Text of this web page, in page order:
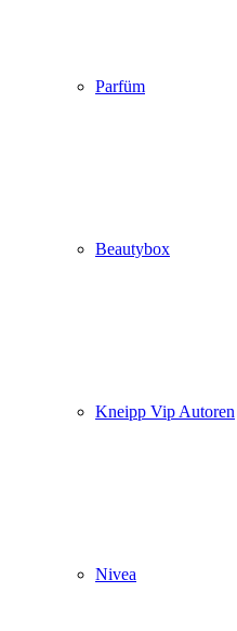
Parfüm
Beautybox
Kneipp Vip Autoren
Nivea